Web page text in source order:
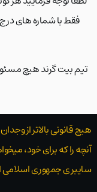
فقط با شماره های
تیم بیت گرند هیچ
هیچ قانونی بالاتر از
آنچه را که برای خود،
سایبری جمهوری اسلامی